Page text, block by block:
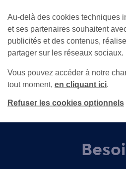
Au-delà des cookies techniques
et ses partenaires souhaitent
publicités et des contenus,
partager sur les réseaux sociaux.
Vous pouvez accéder à notre
tout moment, en cliquant ici
Refuser les cookies optionnels